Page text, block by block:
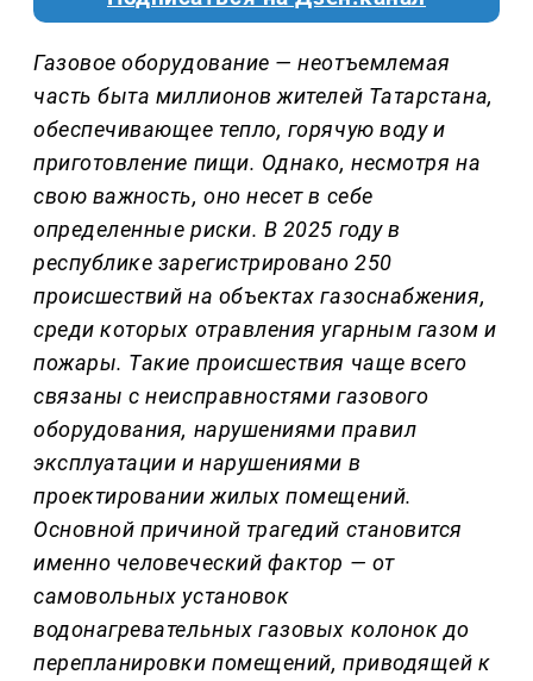
Газовое оборудование — неотъемлемая
часть быта миллионов жителей Татарстана,
обеспечивающее тепло, горячую воду и
приготовление пищи. Однако, несмотря на
свою важность, оно несет в себе
определенные риски. В 2025 году в
республике зарегистрировано 250
происшествий на объектах газоснабжения,
среди которых отравления угарным газом и
пожары. Такие происшествия чаще всего
связаны с неисправностями газового
оборудования, нарушениями правил
эксплуатации и нарушениями в
проектировании жилых помещений.
Основной причиной трагедий становится
именно человеческий фактор — от
самовольных установок
водонагревательных газовых колонок до
перепланировки помещений, приводящей к